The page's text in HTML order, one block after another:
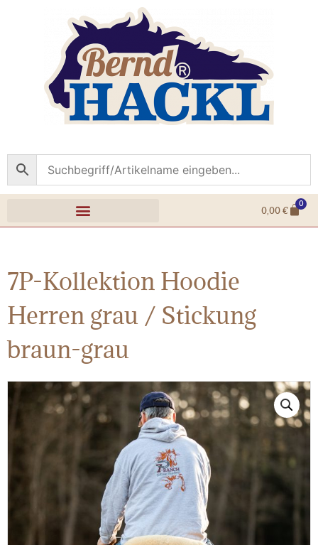
0,00€
0
7P-Kollektion Hoodie
Herren grau / Stickung
braun-grau